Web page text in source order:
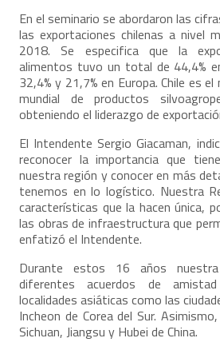
En el seminario se abordaron las
las exportaciones chilenas a nivel
2018. Se especifica que la
alimentos tuvo un total de 44,4%
32,4% y 21,7% en Europa. Chile es
mundial de productos
obteniendo el liderazgo de
El Intendente Sergio Giacaman,
reconocer la importancia que
nuestra región y conocer en más
tenemos en lo logístico. Nuestra
características que la hacen única,
las obras de infraestructura que
enfatizó el Intendente.
Durante estos 16 años
diferentes acuerdos de
localidades asiáticas como las
Incheon de Corea del Sur.
Sichuan, Jiangsu y Hubei de China.